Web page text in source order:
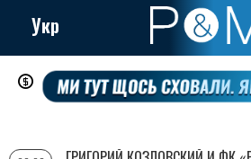
Перейти
содержанию
Укр